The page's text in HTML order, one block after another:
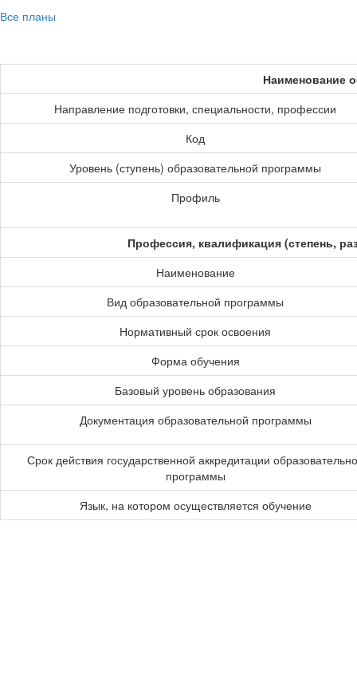
Все планы
Наименование
Направление подготовки, специальности, профессии
Код
Уровень (ступень) образовательной программы
Профиль
Профессия, квалификация (степень,
Наименование
Вид образовательной программы
Нормативный срок освоения
Форма обучения
Базовый уровень образования
Документация образовательной программы
Срок действия государственной аккредитации
программы
Язык, на котором осуществляется обучение